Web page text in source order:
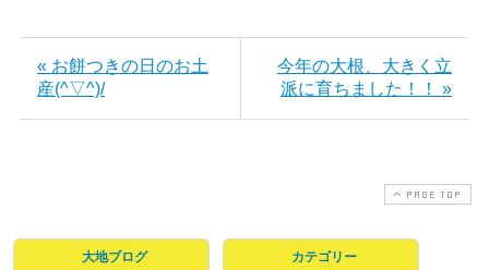
« お餅つきの日のお土
産(^▽^)/
今年の大根、大きく立
派に育ちました！！ »
PAGE TOP
大地ブログ カテゴリー